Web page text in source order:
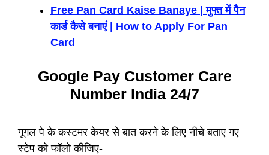
Free Pan Card Kaise Banaye | मुफ्त में पैन
कार्ड कैसे बनाएं | How to Apply For Pan
Card
Google Pay Customer Care
Number India 24/7
गूगल पे के कस्टमर केयर से बात करने के लिए नीचे बताए गए
स्टेप को फॉलो कीजिए-